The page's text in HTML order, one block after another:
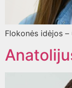
Flokonės idėjos